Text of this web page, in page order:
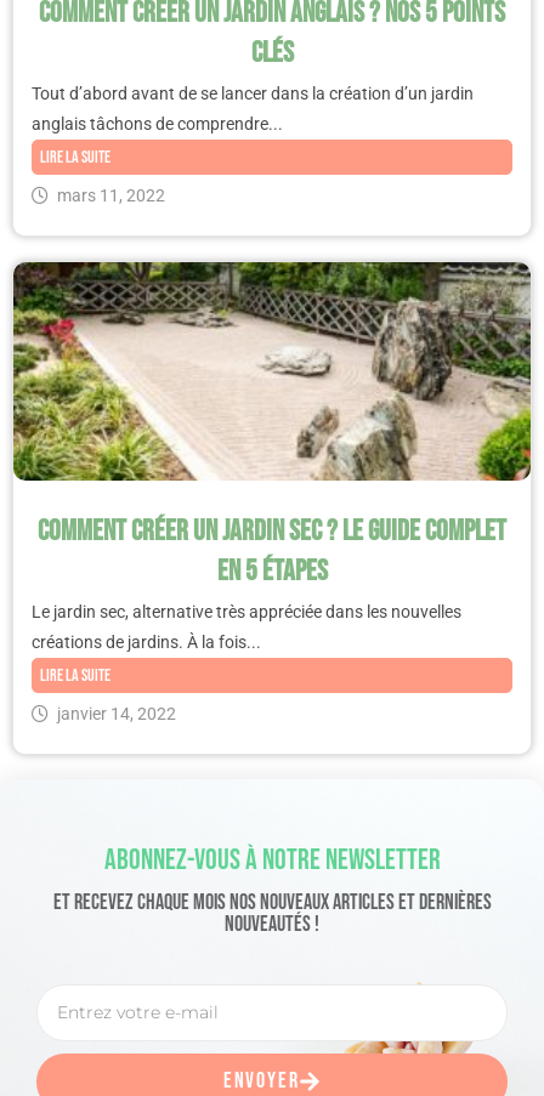
Comment créer un jardin anglais ? Nos 5 points
clés
Tout d’abord avant de se lancer dans la création d’un jardin
anglais tâchons de comprendre...
Lire la suite
mars 11, 2022
Comment créer un jardin sec ? Le guide complet
en 5 étapes
Le jardin sec, alternative très appréciée dans les nouvelles
créations de jardins. À la fois...
Lire la suite
janvier 14, 2022
Abonnez-Vous À Notre Newsletter
Et Recevez Chaque Mois Nos Nouveaux Articles Et Dernières
Nouveautés !
Envoyer